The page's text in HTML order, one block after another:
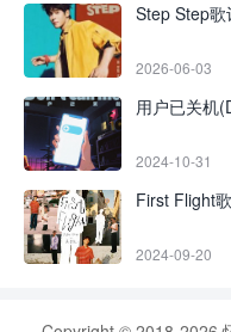
Step Step
2026-06-03
用户已关机
2024-10-31
First Flight
2024-09-20